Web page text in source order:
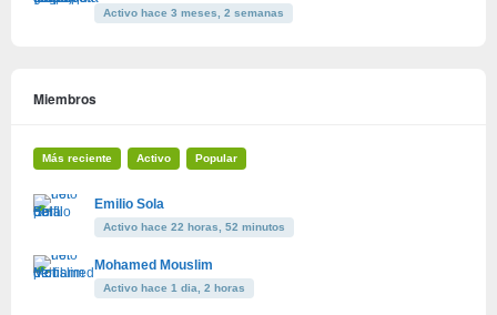
Activo hace 3 meses, 2 semanas
Miembros
Más reciente Activo Popular
Emilio Sola
Activo hace 22 horas, 52 minutos
Mohamed Mouslim
Activo hace 1 dia, 2 horas